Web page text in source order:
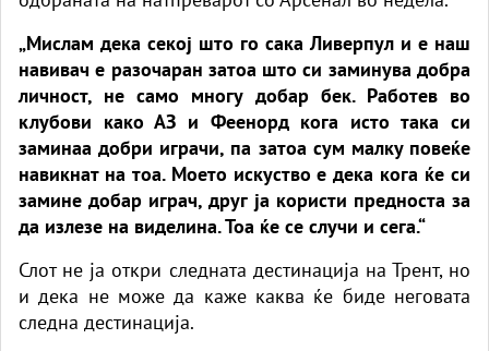
„Мислам дека секој што го сака Ливерпул и е наш
навивач е разочаран затоа што си заминува добра
личност, не само многу добар бек. Работев во
клубови како АЗ и Феенорд кога исто така си
заминаа добри играчи, па затоа сум малку повеќе
навикнат на тоа. Моето искуство е дека кога ќе си
замине добар играч, друг ја користи предноста за
да излезе на виделина. Тоа ќе се случи и сега.“
Слот не ја откри следната дестинација на Трент, но
и дека не може да каже каква ќе биде неговата
следна дестинација.